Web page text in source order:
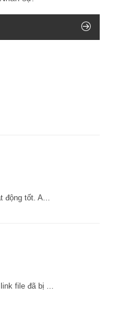
tốt. A...
file đã bị ...